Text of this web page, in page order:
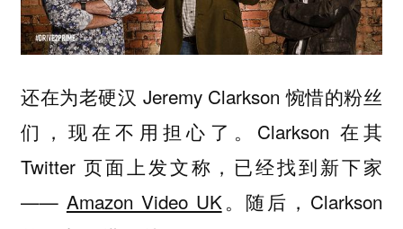
还在为老硬汉 Jeremy Clarkson 惋惜的粉丝
们，现在不用担心了。Clarkson 在其
Twitter 页面上发文称，已经找到新下家
—— Amazon Video UK。随后，Clarkson